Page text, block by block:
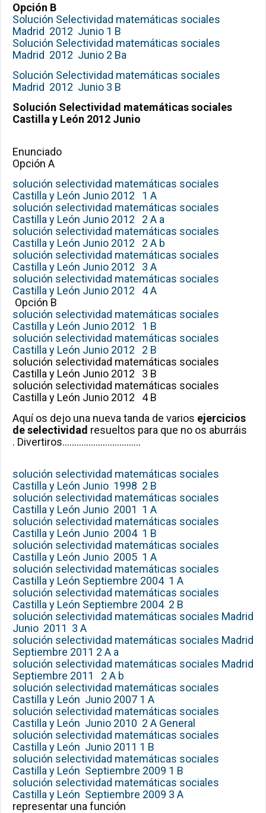
Opción B
Solución Selectividad matemáticas sociales
Madrid 2012 Junio 1 B
Solución Selectividad matemáticas sociales
Madrid 2012 Junio 2 Ba
Solución Selectividad matemáticas sociales
Madrid 2012 Junio 3 B
Solución Selectividad matemáticas sociales
Castilla y León 2012 Junio
Enunciado
Opción A
solución selectividad matemáticas sociales
Castilla y León Junio 2012 1 A
solución selectividad matemáticas sociales
Castilla y León Junio 2012 2 A a
solución selectividad matemáticas sociales
Castilla y León Junio 2012 2 A b
solución selectividad matemáticas sociales
Castilla y León Junio 2012 3 A
solución selectividad matemáticas sociales
Castilla y León Junio 2012 4 A
Opción B
solución selectividad matemáticas sociales
Castilla y León Junio 2012 1 B
solución selectividad matemáticas sociales
Castilla y León Junio 2012 2 B
solución selectividad matemáticas sociales
Castilla y León Junio 2012 3 B
solución selectividad matemáticas sociales
Castilla y León Junio 2012 4 B
Aquí os dejo una nueva tanda de varios ejercicios
de selectividad resueltos para que no os aburráis
. Divertiros……………………………
solución selectividad matemáticas sociales
Castilla y León Junio 1998 2 B
solución selectividad matemáticas sociales
Castilla y León Junio 2001 1 A
solución selectividad matemáticas sociales
Castilla y León Junio 2004 1 B
solución selectividad matemáticas sociales
Castilla y León Junio 2005 1 A
solución selectividad matemáticas sociales
Castilla y León Septiembre 2004 1 A
solución selectividad matemáticas sociales
Castilla y León Septiembre 2004 2 B
solución selectividad matemáticas sociales Madrid
Junio 2011 3 A
solución selectividad matemáticas sociales Madrid
Septiembre 2011 2 A a
solución selectividad matemáticas sociales Madrid
Septiembre 2011 2 A b
solución selectividad matemáticas sociales
Castilla y León Junio 2007 1 A
solución selectividad matemáticas sociales
Castilla y León Junio 2010 2 A General
solución selectividad matemáticas sociales
Castilla y León Junio 2011 1 B
solución selectividad matemáticas sociales
Castilla y León Septiembre 2009 1 B
solución selectividad matemáticas sociales
Castilla y León Septiembre 2009 3 A
representar una función